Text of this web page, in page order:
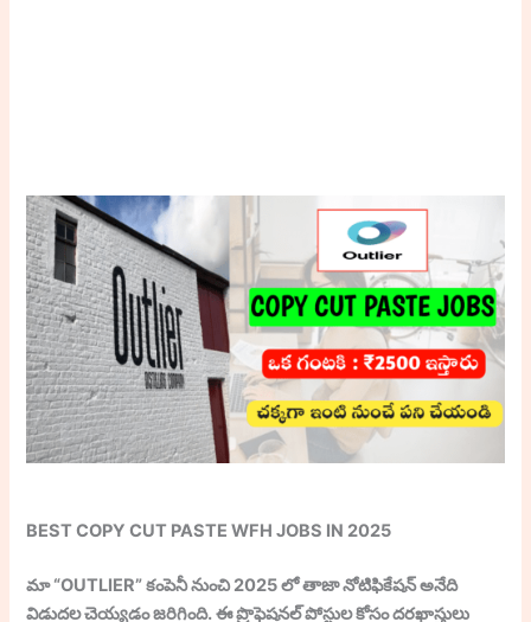
BEST COPY CUT PASTE WFH JOBS IN 2025
మా “OUTLIER” కంపెనీ నుంచి 2025 లో తాజా నోటిఫికేషన్ అనేది
విడుదల చెయ్యడం జరిగింది. ఈ ప్రొఫెషనల్ పోస్టుల కోసం దరఖాస్తులు